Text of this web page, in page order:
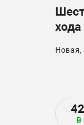
Новая,
В